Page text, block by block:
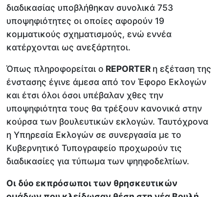
διαδικασίας υποβλήθηκαν συνολικά 753
υποψηφιότητες οι οποίες αφορούν 19
κομματικούς σχηματισμούς, ενώ εννέα
κατέρχονται ως ανεξάρτητοι.
Όπως πληροφορείται ο REPORTER η εξέταση της
ένστασης έγινε άμεσα από τον Έφορο Εκλογών
και έτσι όλοι όσοι υπέβαλαν χθες την
υποψηφιότητα τους θα τρέξουν κανονικά στην
κούρσα των βουλευτικών εκλογών. Ταυτόχρονα
η Υπηρεσία Εκλογών σε συνεργασία με το
Κυβερνητικό Τυπογραφείο προχωρούν τις
διαδικασίες για τύπωμα των ψηηφοδελτίων.
Οι δύο εκπρόσωποι των θρησκευτικών